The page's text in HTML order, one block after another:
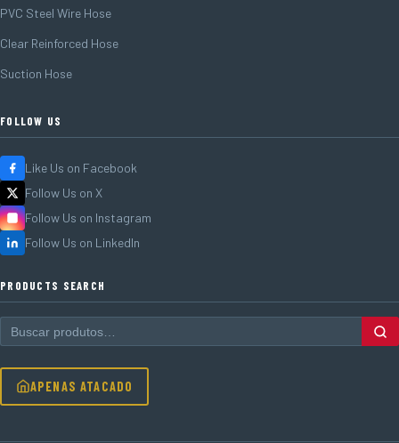
PVC Steel Wire Hose
Clear Reinforced Hose
Suction Hose
FOLLOW US
Like Us on Facebook
Follow Us on X
Follow Us on Instagram
Follow Us on LinkedIn
PRODUCTS SEARCH
APENAS ATACADO